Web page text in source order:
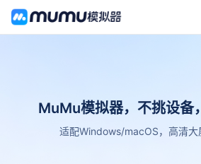
MuMu模拟器，不挑设备
适配Windows/macOS，高清大